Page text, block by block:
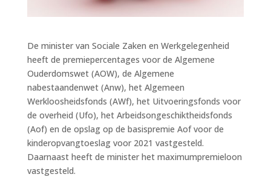
De minister van Sociale Zaken en Werkgelegenheid
heeft de premiepercentages voor de Algemene
Ouderdomswet (AOW), de Algemene
nabestaandenwet (Anw), het Algemeen
Werkloosheidsfonds (AWf), het Uitvoeringsfonds voor
de overheid (Ufo), het Arbeidsongeschiktheidsfonds
(Aof) en de opslag op de basispremie Aof voor de
kinderopvangtoeslag voor 2021 vastgesteld.
Daarnaast heeft de minister het maximumpremieloon
vastgesteld.